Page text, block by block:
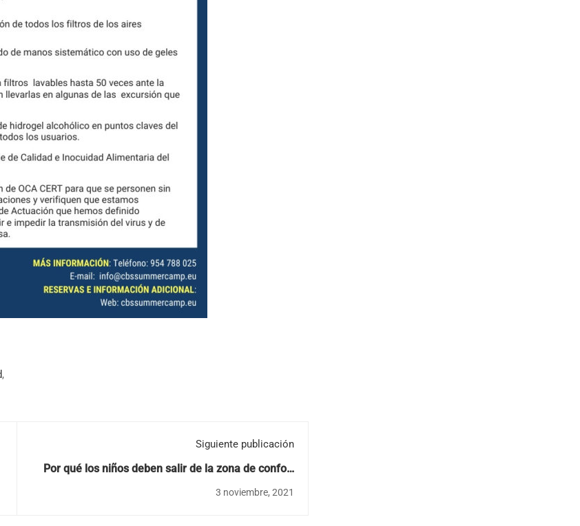
,
Siguiente publicación
Por qué los niños deben salir de la zona de confort
por 10 días
3 noviembre, 2021